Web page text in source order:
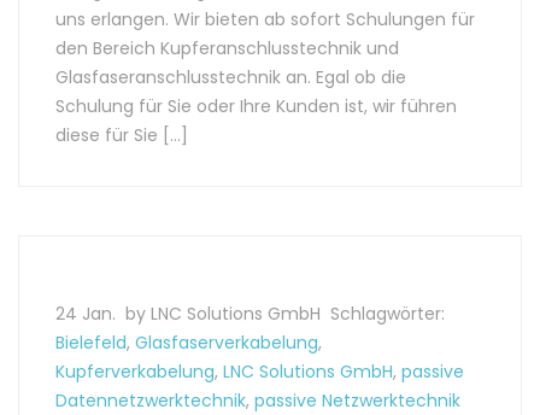
uns erlangen. Wir bieten ab sofort Schulungen für
den Bereich Kupferanschlusstechnik und
Glasfaseranschlusstechnik an. Egal ob die
Schulung für Sie oder Ihre Kunden ist, wir führen
diese für Sie […]
24 Jan. by LNC Solutions GmbH Schlagwörter:
Bielefeld, Glasfaserverkabelung,
Kupferverkabelung, LNC Solutions GmbH, passive
Datennetzwerktechnik, passive Netzwerktechnik